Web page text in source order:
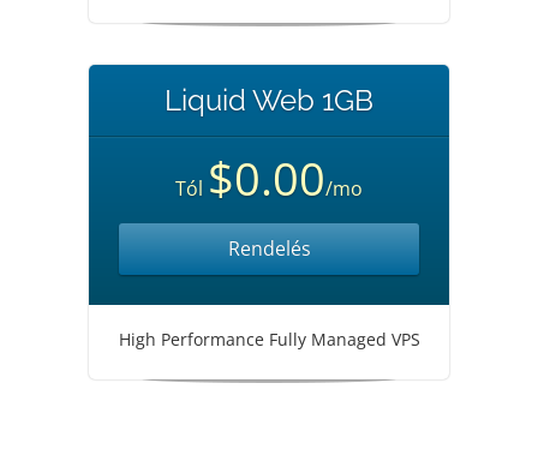
Liquid Web 1GB
Tól $0.00/mo
Rendelés
High Performance Fully Managed VPS